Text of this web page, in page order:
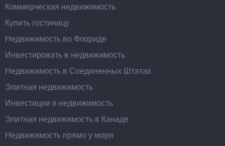
Коммерческая недвижимость
Купить гостиницу
Недвижимость во Флориде
Инвестировать в недвижимость
Недвижимость в Соединенных Штатах
Элитная недвижимость
Инвестиции в недвижимость
Элитная недвижимость в Канаде
Недвижимость прямо у моря